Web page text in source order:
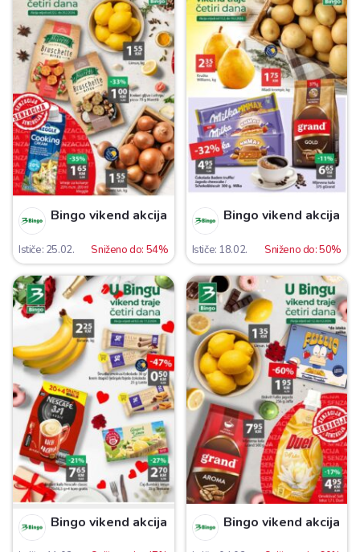
Bingo vikend akcija
Ističe: 25.02. Sniženo do: 54%
Bingo vikend akcija
Ističe: 18.02. Sniženo do: 50%
Bingo vikend akcija Bingo vikend akcija